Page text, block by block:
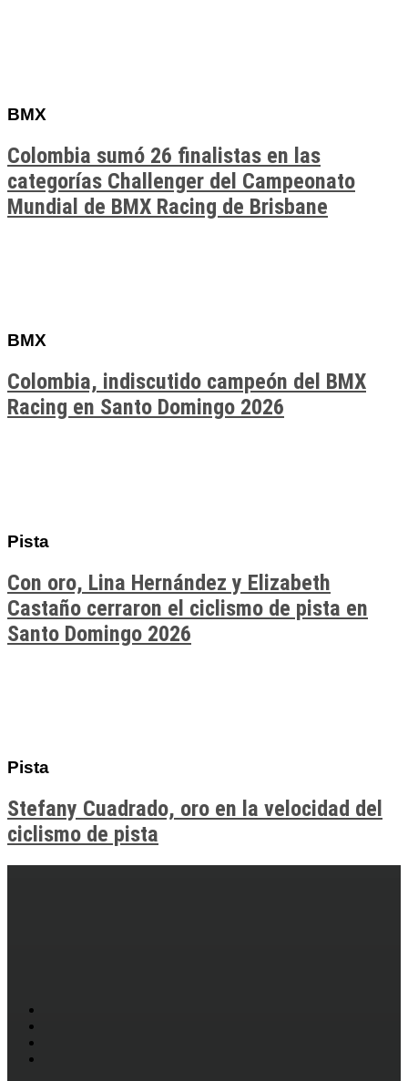
BMX
Colombia sumó 26 finalistas en las
categorías Challenger del Campeonato
Mundial de BMX Racing de Brisbane
BMX
Colombia, indiscutido campeón del BMX
Racing en Santo Domingo 2026
Pista
Con oro, Lina Hernández y Elizabeth
Castaño cerraron el ciclismo de pista en
Santo Domingo 2026
Pista
Stefany Cuadrado, oro en la velocidad del
ciclismo de pista